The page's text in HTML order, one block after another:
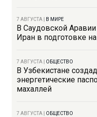
7 АВГУСТА В МИРЕ
В Саудовской
Иран в подготовке
7 АВГУСТА ОБЩЕСТВО
В Узбекистане
энергетические
махаллей
7 АВГУСТА ОБЩЕСТВО